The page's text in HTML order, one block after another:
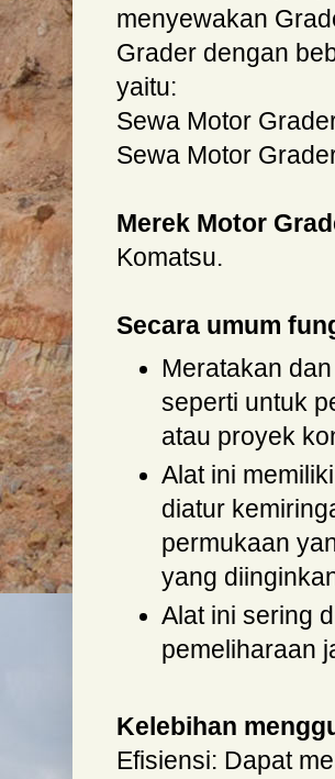
menyewakan
Grader dengan
yaitu:
Sewa Motor
Sewa Motor
Merek Motor
Komatsu.
Secara umum
Meratakan
seperti untuk
atau proyek
Alat ini
diatur
permukaan
yang
Alat ini sering
pemeliharaan
Kelebihan
Efisiensi: Dapat